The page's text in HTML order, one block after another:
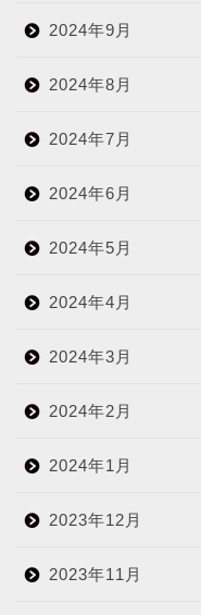
2024年9月
2024年8月
2024年7月
2024年6月
2024年5月
2024年4月
2024年3月
2024年2月
2024年1月
2023年12月
2023年11月